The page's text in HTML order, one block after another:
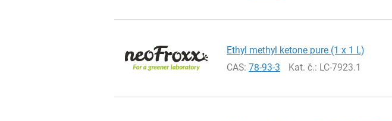
Ethyl methyl ketone pure (1 x 1 L)
CAS:78-93-3 Kat. č.: LC-7923.1